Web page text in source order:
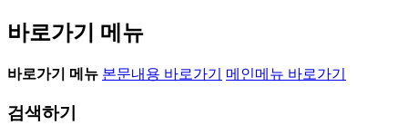
바로가기 메뉴
바로가기 메뉴 본문내용 바로가기 메인메뉴 바로가기
검색하기